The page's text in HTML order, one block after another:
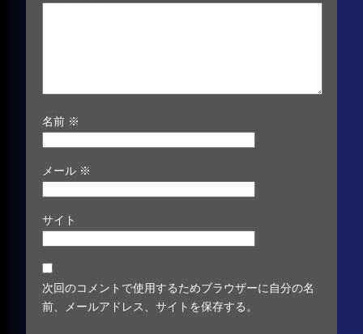
名前 ※
メール ※
サイト
次回のコメントで使用するためブラウザーに自分の名
前、メールアドレス、サイトを保存する。